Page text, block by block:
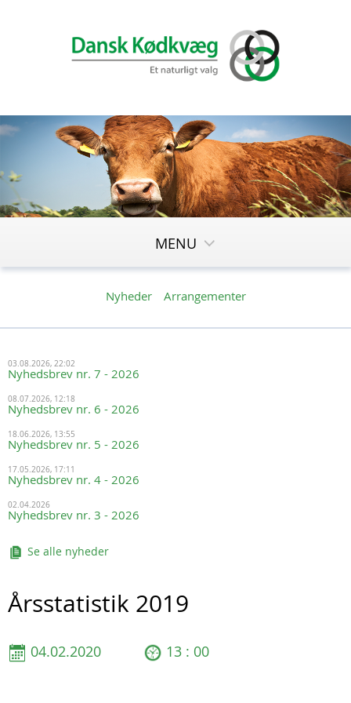
MENU
Nyheder Arrangementer
03.08.2026, 22:02
Nyhedsbrev nr. 7 - 2026
08.07.2026, 12:18
Nyhedsbrev nr. 6 - 2026
18.06.2026, 13:55
Nyhedsbrev nr. 5 - 2026
17.05.2026, 17:11
Nyhedsbrev nr. 4 - 2026
02.04.2026
Nyhedsbrev nr. 3 - 2026
Se alle nyheder
Årsstatistik 2019
04.02.2020 13 : 00